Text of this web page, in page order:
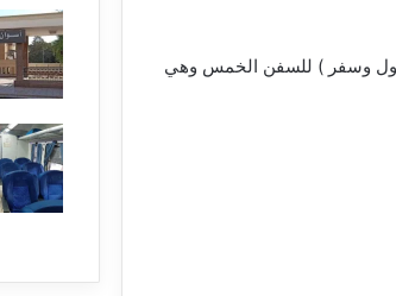
مكوكية (وصول وسفر ) للسفن الخمس وهي